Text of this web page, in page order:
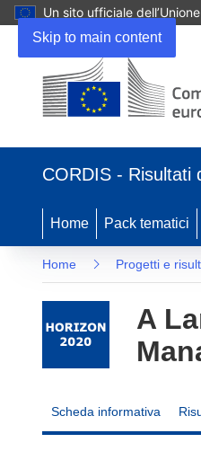
Skip to main content
Un sito ufficiale
in
nuova
finestra)
CORDIS - Risultati
Home Pack tematici
Home Progetti e
A
Scheda informativa